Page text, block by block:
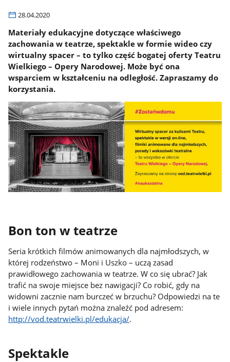
28.04.2020
Materiały edukacyjne dotyczące właściwego
zachowania w teatrze, spektakle w formie wideo czy
wirtualny spacer – to tylko część bogatej oferty Teatru
Wielkiego – Opery Narodowej. Może być ona
wsparciem w kształceniu na odległość. Zapraszamy do
korzystania.
Bon ton w teatrze
Seria krótkich filmów animowanych dla najmłodszych, w
której rodzeństwo – Moni i Uszko – uczą zasad
prawidłowego zachowania w teatrze. W co się ubrać? Jak
trafić na swoje miejsce bez nawigacji? Co robić, gdy na
widowni zacznie nam burczeć w brzuchu? Odpowiedzi na te
i wiele innych pytań można znaleźć pod adresem:
http://vod.teatrwielki.pl/edukacja/.
Spektakle